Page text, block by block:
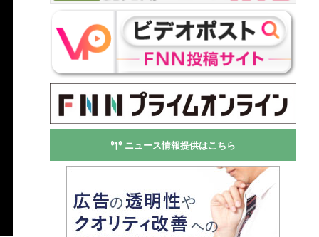
ニュース情報提供はこちら